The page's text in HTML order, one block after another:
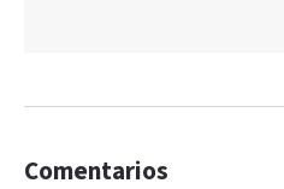
Comentarios